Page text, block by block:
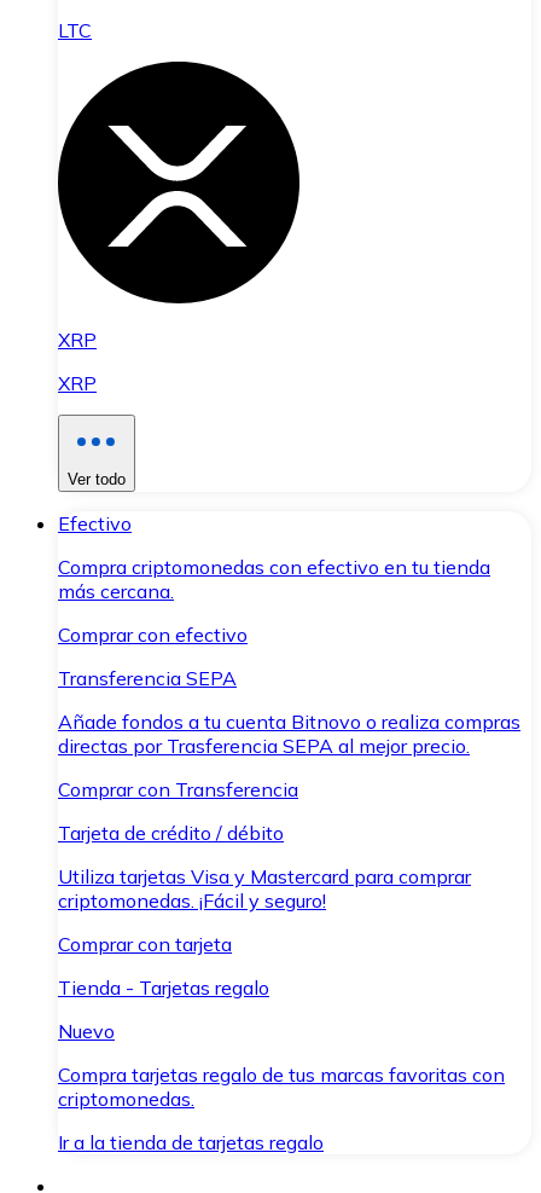
LTC
XRP
XRP
Ver todo
Efectivo
Compra criptomonedas con efectivo en tu tienda
más cercana.
Comprar con efectivo
Transferencia SEPA
Añade fondos a tu cuenta Bitnovo o realiza compras
directas por Trasferencia SEPA al mejor precio.
Comprar con Transferencia
Tarjeta de crédito / débito
Utiliza tarjetas Visa y Mastercard para comprar
criptomonedas. ¡Fácil y seguro!
Comprar con tarjeta
Tienda - Tarjetas regalo
Nuevo
Compra tarjetas regalo de tus marcas favoritas con
criptomonedas.
Ir a la tienda de tarjetas regalo